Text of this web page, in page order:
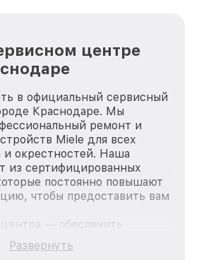
центре
в официальный сервисный
Краснодаре. Мы
ремонт и
Miele для всех
окрестностей. Наша
из сертифицированных
постоянно повышают
чтобы предоставить вам
— обеспечить
доступный ремонт для
продукции Miele, вне
Развернуть